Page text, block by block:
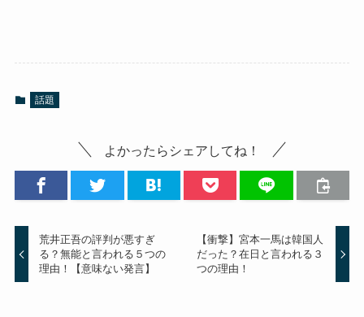
話題
よかったらシェアしてね！
荒井正吾の評判が悪すぎ
る？無能と言われる５つの
理由！【意味ない発言】
【衝撃】宮本一馬は韓国人
だった？在日と言われる３
つの理由！